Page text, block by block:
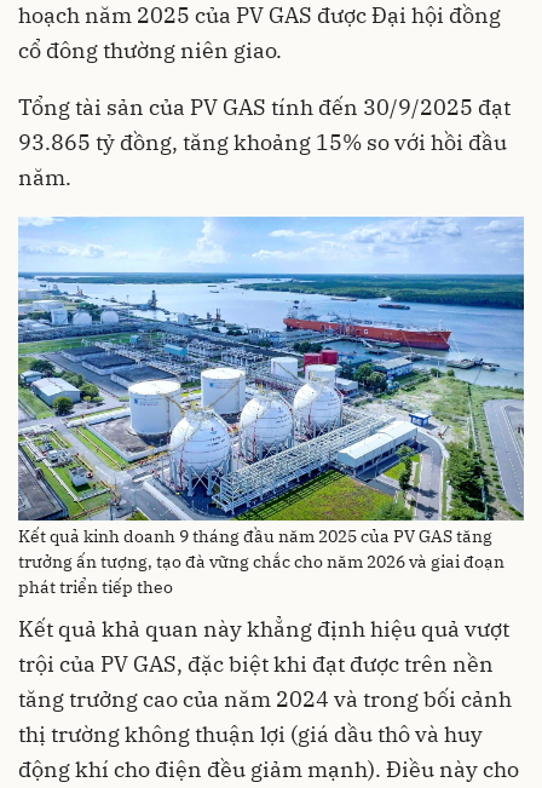
hoạch năm 2025 của PV GAS được Đại hội đồng
cổ đông thường niên giao.
Tổng tài sản của PV GAS tính đến 30/9/2025 đạt
93.865 tỷ đồng, tăng khoảng 15% so với hồi đầu
năm.
Kết quả kinh doanh 9 tháng đầu năm 2025 của PV GAS tăng
trưởng ấn tượng, tạo đà vững chắc cho năm 2026 và giai đoạn
phát triển tiếp theo
Kết quả khả quan này khẳng định hiệu quả vượt
trội của PV GAS, đặc biệt khi đạt được trên nền
tăng trưởng cao của năm 2024 và trong bối cảnh
thị trường không thuận lợi (giá dầu thô và huy
động khí cho điện đều giảm mạnh). Điều này cho